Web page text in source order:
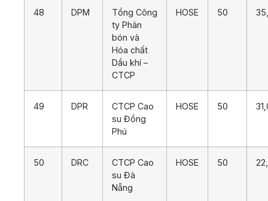
48 DPM
Tổng Công
ty Phân
bón và
Hóa chất
Dầu khí –
CTCP
HOSE 50
49 DPR
CTCP Cao
su Đồng
Phú
HOSE 50
50 DRC
CTCP Cao
su Đà
Nẵng
HOSE 50